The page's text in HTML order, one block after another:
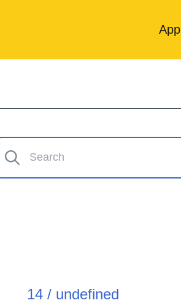
14 / undefined